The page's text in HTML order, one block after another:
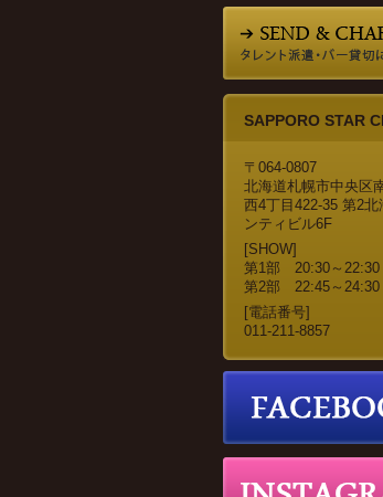
SAPPORO STAR
〒064-0807
北海道札幌市中央区
西4丁目422-35 第2北
ンティビル6F
[SHOW]
第1部 20:30～22:30
第2部 22:45～24:30
[電話番号]
011-211-8857